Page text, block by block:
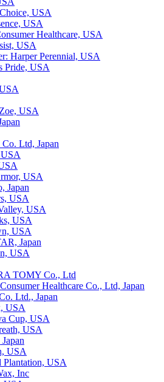
Choice, USA
USA
Healthcare, USA
USA
Harper Perennial, USA
Pride, USA
USA
Ltd, Japan
USA
Japan
USA
USA
USA
USA
Japan
USA
TOMY Co., Ltd
Healthcare Co., Ltd, Japan
Ltd., Japan
USA
Cup, USA
USA
USA
Plantation, USA
Inc